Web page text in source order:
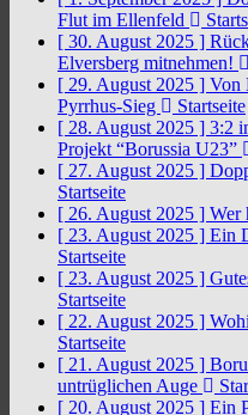
Flut im Ellenfeld
[ 30. August 2025 ]
Elversberg mitnehmen!
[ 29. August 2025 ] Von
Pyrrhus-Sieg
Startseite
[ 28. August 2025 ] 3:2
Projekt “Borussia U23”
[ 27. August 2025 ]
Startseite
[ 26. August 2025 ] Wer
[ 23. August 2025 ] Ein
Startseite
[ 23. August 2025 ]
Startseite
[ 22. August 2025 ]
Startseite
[ 21. August 2025 ]
untrüglichen Auge
[ 20. August 2025 ] Ein